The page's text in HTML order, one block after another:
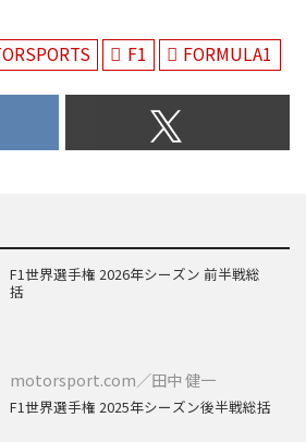
F1 FORMULA1
F1世界選手権 2026年シーズン 前半戦総
括
motorsport.com／田中 健一
F1世界選手権 2025年シーズン後半戦総括